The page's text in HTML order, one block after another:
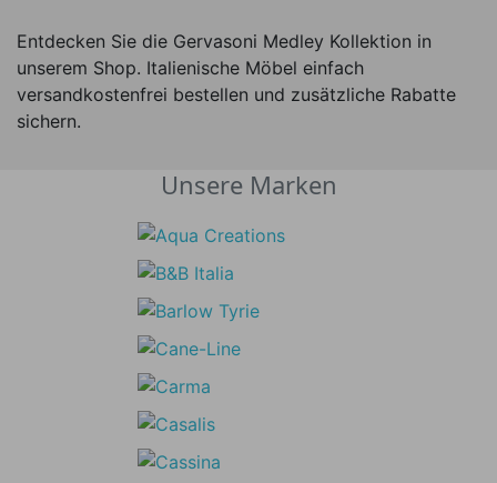
Entdecken Sie die Gervasoni Medley Kollektion in
unserem Shop. Italienische Möbel einfach
versandkostenfrei bestellen und zusätzliche Rabatte
sichern.
Unsere Marken